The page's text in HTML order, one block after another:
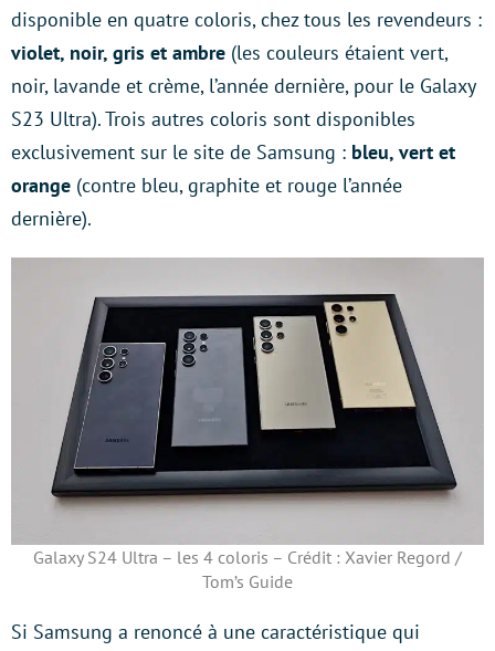
disponible en quatre coloris, chez tous les revendeurs :
violet, noir, gris et ambre (les couleurs étaient vert,
noir, lavande et crème, l’année dernière, pour le Galaxy
S23 Ultra). Trois autres coloris sont disponibles
exclusivement sur le site de Samsung : bleu, vert et
orange (contre bleu, graphite et rouge l’année
dernière).
Galaxy S24 Ultra – les 4 coloris – Crédit : Xavier Regord /
Tom’s Guide
Si Samsung a renoncé à une caractéristique qui